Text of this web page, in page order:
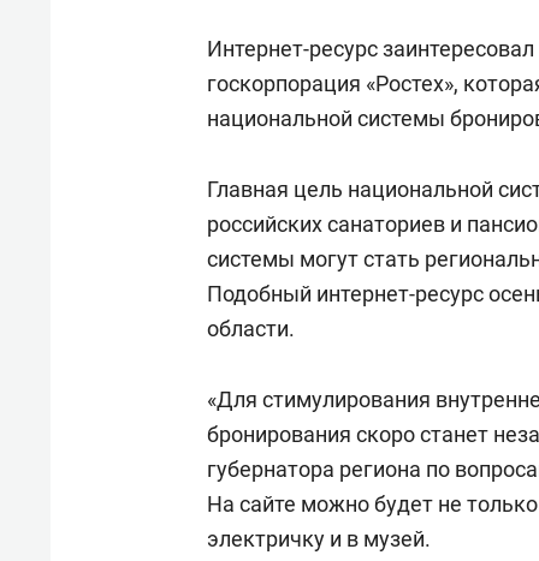
Интернет-ресурс
госкорпорация «Ростех»,
национальной системы
Главная цель национальной
российских санаториев и
системы могут стать
Подобный интернет-ресурс
области.
«Для стимулирования
бронирования скоро станет
губернатора региона по
На сайте можно будет не
электричку и в музей.
свою